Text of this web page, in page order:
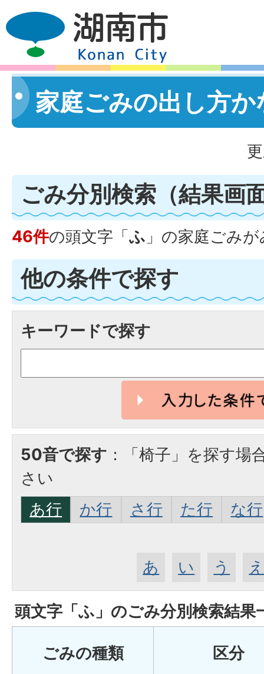
家庭ごみの出し方か
ごみ分別検索 （結果画
46件の頭文字「ふ 」の家庭ごみが
他の条件で探す
キーワードで探す
50音で探す ：「椅子」を探す場
さい
あ行
か行 さ行 た行 な行
あ い う
頭文字「ふ 」のごみ分別検索結果
ごみの種類 区分